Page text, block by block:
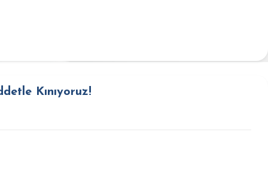
Kınıyoruz!